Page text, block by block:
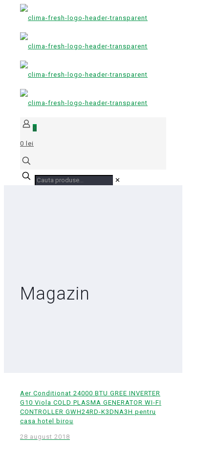
0
0 lei
✕
Magazin
Aer Conditionat 24000 BTU GREE INVERTER
G10 Viola COLD PLASMA GENERATOR WI-FI
CONTROLLER GWH24RD-K3DNA3H pentru
casa hotel birou
28 august 2018